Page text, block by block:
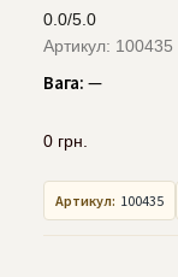
0.0/5.0
Артикул: 100435
Вага: —
0 грн.
Артикул: 100435